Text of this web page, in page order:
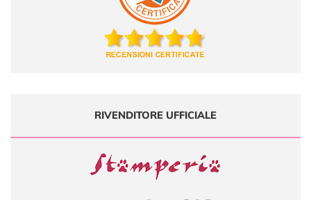
RIVENDITORE UFFICIALE